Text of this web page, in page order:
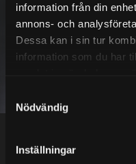
information från din
annons- och
Dessa kan i sin tur
information som du har
Nödvändig
Inställningar
Dina personuppgifter